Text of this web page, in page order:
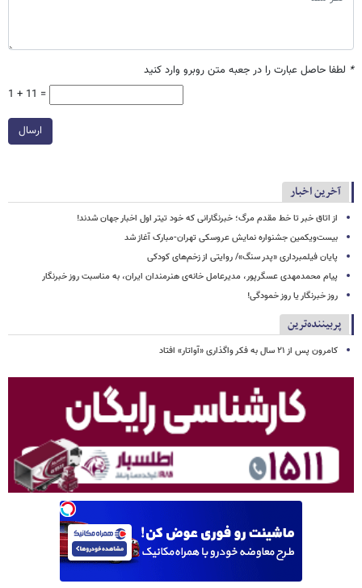
* لطفا حاصل عبارت را در جعبه متن روبرو وارد کنید
1 + 11 =
ارسال
آخرین اخبار
از اتاق خبر تا خط مقدم مرگ؛ خبرنگارانی که خود تیتر اول اخبار جهان شدند!
بیست‌ویکمین جشنواره نمایش عروسکی تهران-مبارک آغاز شد
پایان فیلمبرداری «پدر سنگ»/ روایتی از زخم‌های کودکی
پیام محمدمهدی عسگرپور، مدیرعامل خانه‌ی هنرمندان ایران، به مناسبت روز خبرنگار
روز خبرنگار یا روز خمودگی!
پربیننده‌ترین
کامرون پس از ۲۱ سال به فکر واگذاری «آواتار» افتاد